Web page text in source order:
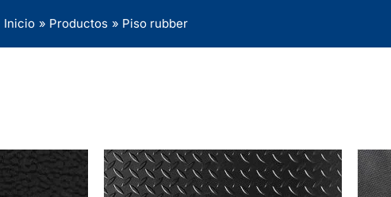
Inicio Productos Piso rubber